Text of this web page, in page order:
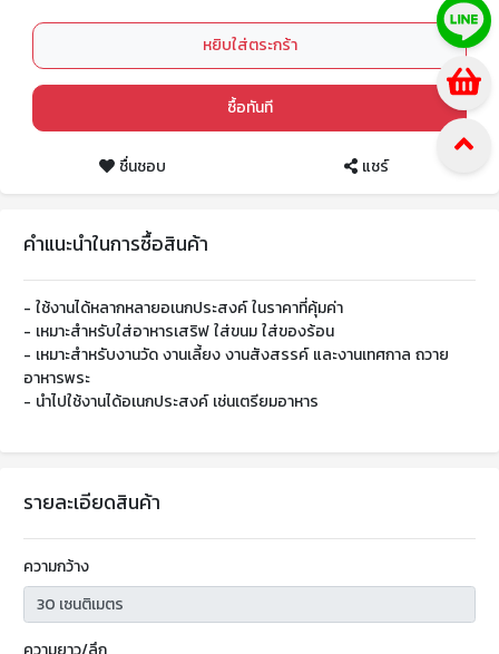
หยิบใส่ตระกร้า
ซื้อทันที
ชื่นชอบ แชร์
คำแนะนำในการซื้อสินค้า
- ใช้งานได้หลากหลายอเนกประสงค์ ในราคาที่คุ้มค่า
- เหมาะสำหรับใส่อาหารเสริฟ ใส่ขนม ใส่ของร้อน
- เหมาะสำหรับงานวัด งานเลี้ยง งานสังสรรค์ และงานเทศกาล ถวาย
อาหารพระ
- นำไปใช้งานได้อเนกประสงค์ เช่นเตรียมอาหาร
รายละเอียดสินค้า
ความกว้าง